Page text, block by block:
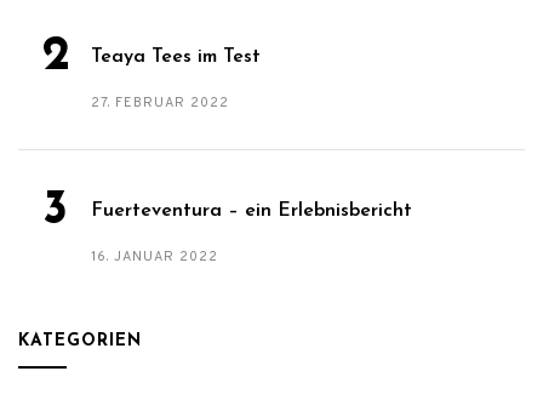
Teaya Tees im Test
27. FEBRUAR 2022
Fuerteventura – ein Erlebnisbericht
16. JANUAR 2022
KATEGORIEN